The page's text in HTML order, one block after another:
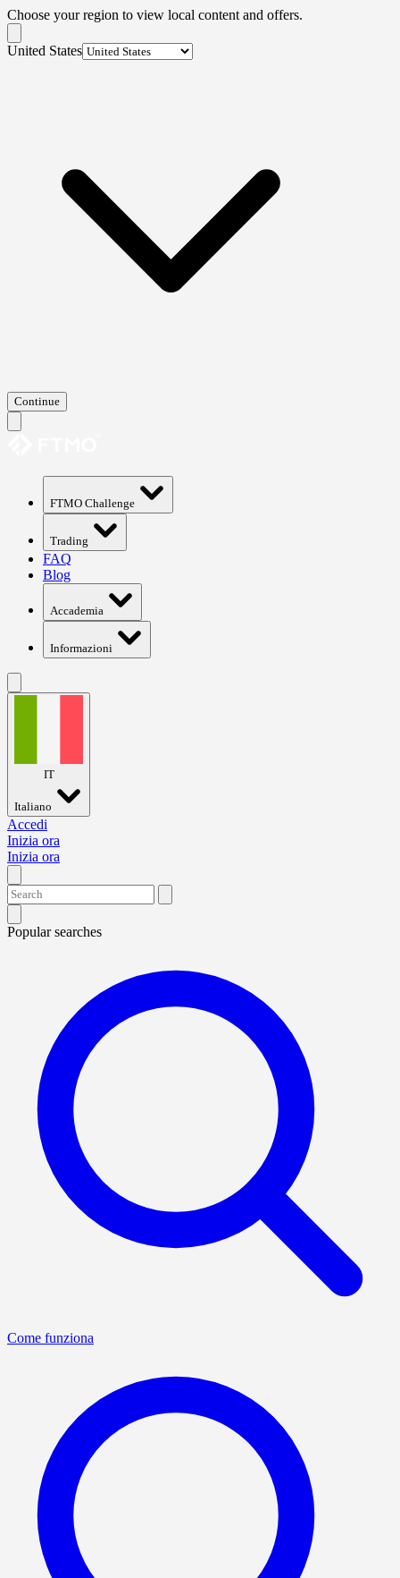
Choose your region to view local content and offers.
United States
Continue
FTMO Challenge
Trading
FAQ
Blog
Accademia
Informazioni
IT
Italiano
Accedi
Inizia ora
Inizia ora
Popular searches
Come funziona